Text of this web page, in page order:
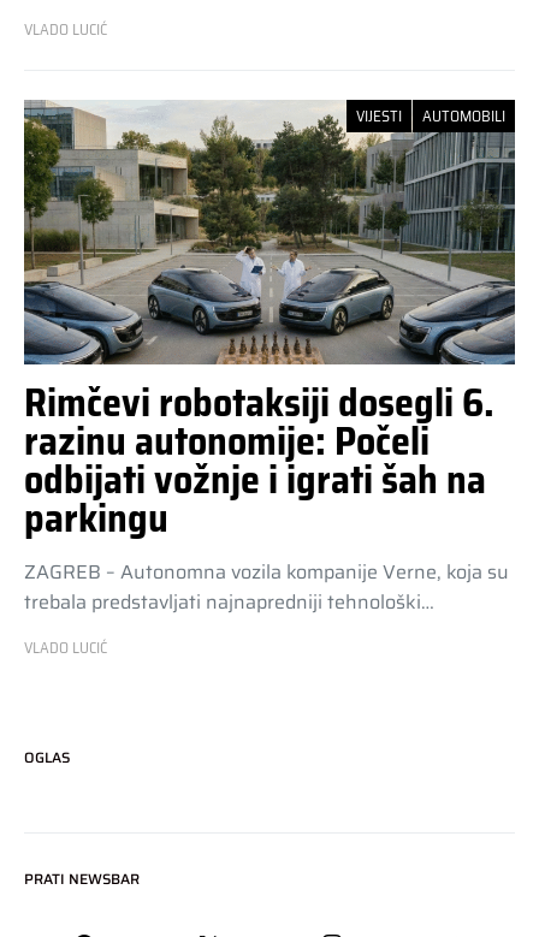
VLADO LUCIĆ
VIJESTI AUTOMOBILI
Rimčevi robotaksiji dosegli 6.
razinu autonomije: Počeli
odbijati vožnje i igrati šah na
parkingu
ZAGREB – Autonomna vozila kompanije Verne, koja su
trebala predstavljati najnapredniji tehnološki…
VLADO LUCIĆ
OGLAS
PRATI NEWSBAR